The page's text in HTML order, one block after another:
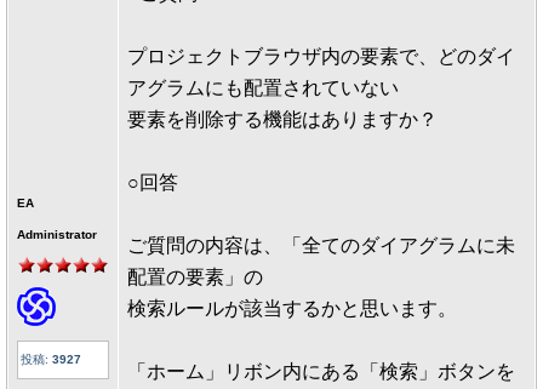
EA
Administrator
投稿: 3927
プロジェクトブラウザ内の要素で、どのダイ
アグラムにも配置されていない
要素を削除する機能はありますか？
○回答
ご質問の内容は、「全てのダイアグラムに未
配置の要素」の
検索ルールが該当するかと思います。
「ホーム」リボン内にある「検索」ボタンを